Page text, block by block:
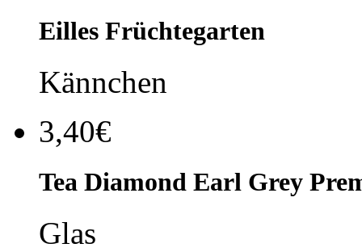
Eilles Früchtegarten
Kännchen
3,40€
Tea Diamond Earl Grey
Glas